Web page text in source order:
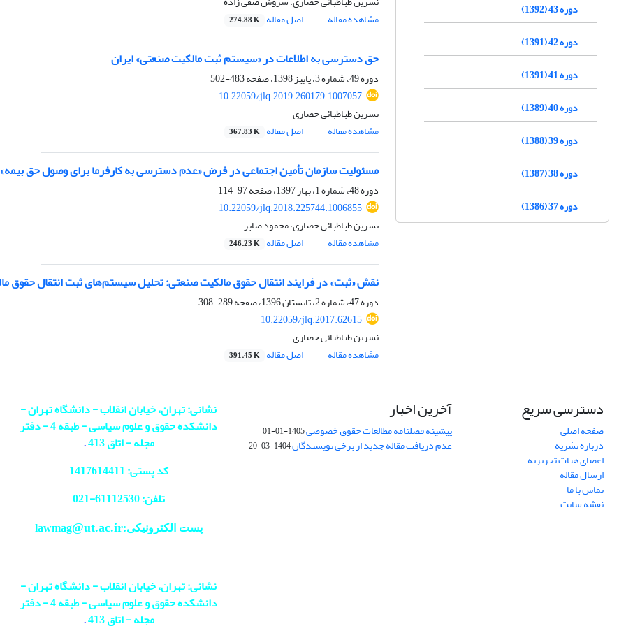
مشاهده مقاله
اصل مقاله 274.88 K
حق دسترسی به اطلاعات در «سیستم ثبت مالکیت صنعتی» ایران
دوره 49، شماره 3، پاییز 1398، صفحه
483-502
10.22059/jlq.2019.260179.1007057
نسرین طباطبائی حصاری
مشاهده مقاله
اصل مقاله 367.83 K
مسئولیت سازمان تأمین اجتماعی در فرض «عدم دسترسی به کارفرما برای وصول حق بیمه»
دوره 48، شماره 1، بهار 1397، صفحه
97-114
10.22059/jlq.2018.225744.1006855
نسرین طباطبائی حصاری، محمود صابر
مشاهده مقاله
اصل مقاله 246.23 K
نقش «ثبت» در فرایند انتقال حقوق مالکیت صنعتی: تحلیل سیستم‌های ثبت انتقال حقوق
دوره 47، شماره 2، تابستان 1396، صفحه
289-308
10.22059/jlq.2017.62615
نسرین طباطبائی حصاری
مشاهده مقاله
اصل مقاله 391.45 K
دوره 43 (1392)
دوره 42 (1391)
دوره 41 (1391)
دوره 40 (1389)
دوره 39 (1388)
دوره 38 (1387)
دوره 37 (1386)
دسترسی سریع
صفحه اصلی
درباره نشریه
اعضای هیات تحریریه
ارسال مقاله
تماس با ما
نقشه سایت
آخرین اخبار
پیشینه فصلنامه مطالعات حقوق خصوصی1405-01-01
عدم دریافت مقاله جدید از برخی نویسندگان1404-03-20
نشانی: تهران، خیابان انقلاب - دانشگاه تهران -
دانشکده حقوق و علوم سیاسی - طبقه 4 - دفتر
مجله - اتاق 413
.
کد پستی: 1417614411
تلفن: 61112530-
021
پست الکترونیکی:lawmag@ut.ac.ir
نشانی: تهران، خیابان انقلاب - دانشگاه تهران -
دانشکده حقوق و علوم سیاسی - طبقه 4 - دفتر
مجله - اتاق 413
.